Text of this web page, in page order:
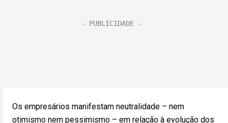
Os empresários manifestam neutralidade – nem
otimismo nem pessimismo – em relação à evolução dos